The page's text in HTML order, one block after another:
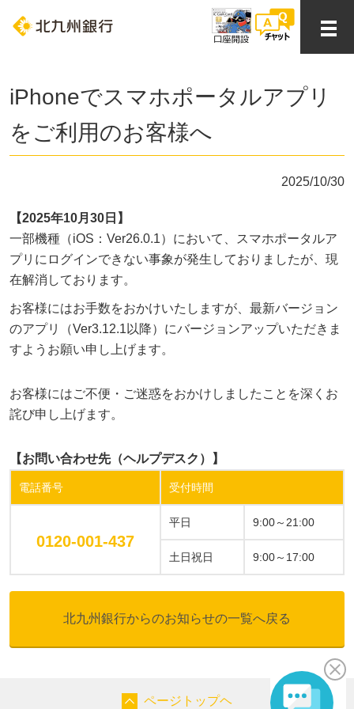
iPhoneでスマホポータルアプリ
をご利用のお客様へ
2025/10/30
【2025年10月30日】
⼀部機種（iOS：Ver26.0.1）において、スマホポータルア
プリにログインできない事象が発⽣しておりましたが、現
在解消しております。
お客様にはお⼿数をおかけいたしますが、最新バージョン
のアプリ（Ver3.12.1以降）にバージョンアップいただきま
すようお願い申し上げます。
お客様にはご不便・ご迷惑をおかけしましたことを深くお
詫び申し上げます。
【お問い合わせ先（ヘルプデスク）】
電話番号 受付時間
0120-001-437
平日 9:00～21:00
土日祝日 9:00～17:00
北九州銀行からのお知らせの一覧へ戻る
ページトップヘ